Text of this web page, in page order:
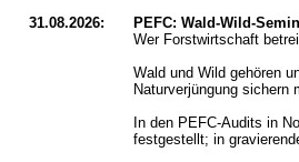
31.08.2026:
PEFC: Wald-Wild-
Wer Forstwirtschaft
Wald und Wild gehören
Naturverjüngung sichern
In den PEFC-Audits in
festgestellt; in